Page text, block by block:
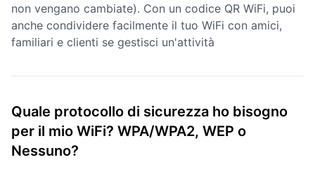
non vengano cambiate). Con un codice QR WiFi, puoi
anche condividere facilmente il tuo WiFi con amici,
familiari e clienti se gestisci un'attività
Quale protocollo di sicurezza ho bisogno
per il mio WiFi? WPA/WPA2, WEP o
Nessuno?